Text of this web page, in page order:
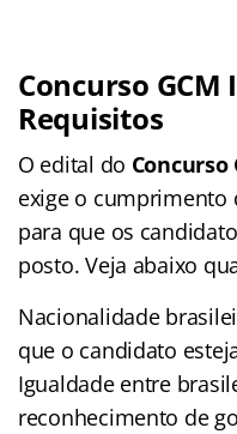
Concurso
Requisitos
O edital do
exige o
para que os
posto. Veja abaixo
Nacionalidade
que o candidato
Igualdade entre
reconhecimento de